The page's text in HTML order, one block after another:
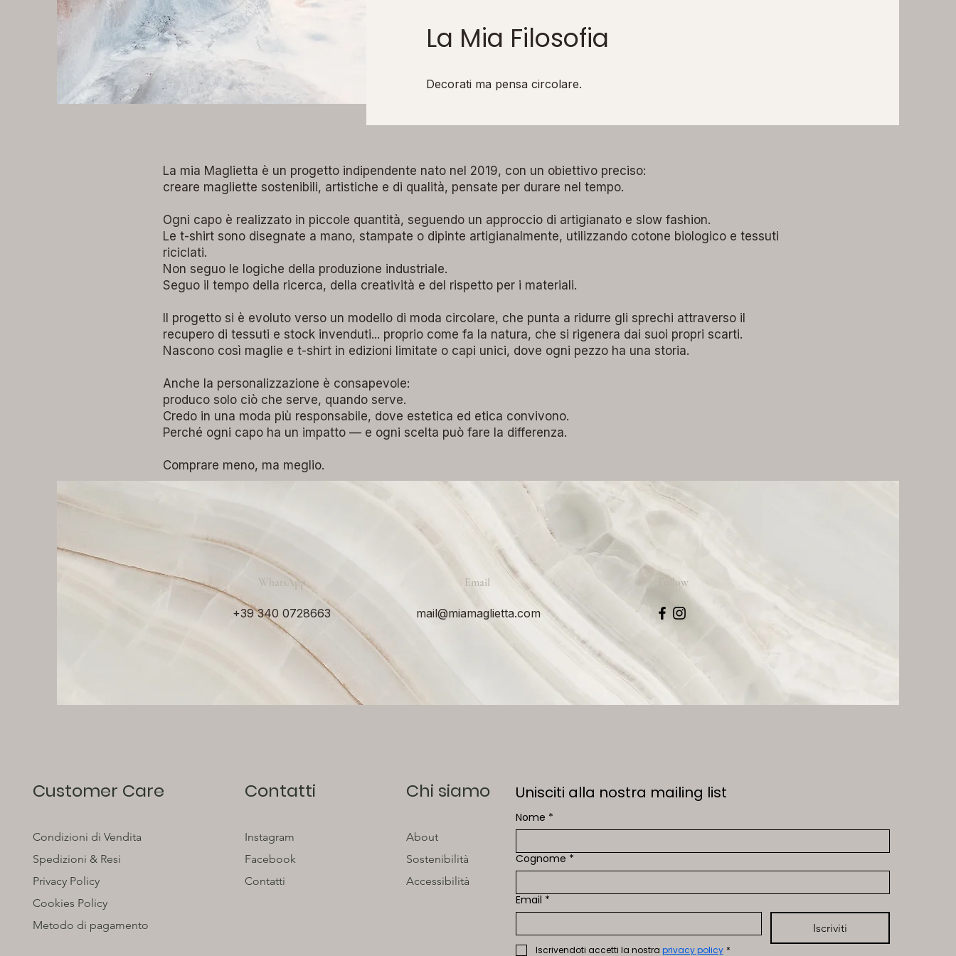
La Mia Filosofia
Decorati ma pensa circolare.
La mia Maglietta è un progetto indipendente nato nel 2019, con un obiettivo preciso:
creare magliette sostenibili, artistiche e di qualità, pensate per durare nel tempo.
Ogni capo è realizzato in piccole quantità, seguendo un approccio di artigianato e slow fashion.
Le t-shirt sono disegnate a mano, stampate o dipinte artigianalmente, utilizzando cotone biologico e tessuti
riciclati.
Non seguo le logiche della produzione industriale.
Seguo il tempo della ricerca, della creatività e del rispetto per i materiali.
Il progetto si è evoluto verso un modello di moda circolare, che punta a ridurre gli sprechi attraverso il
recupero di tessuti e stock invenduti... proprio come fa la natura, che si rigenera dai suoi propri scarti.
Nascono così maglie e t-shirt in edizioni limitate o capi unici, dove ogni pezzo ha una storia.
Anche la personalizzazione è consapevole:
produco solo ciò che serve, quando serve.
Credo in una moda più responsabile, dove estetica ed etica convivono.
Perché ogni capo ha un impatto — e ogni scelta può fare la differenza.
Comprare meno, ma meglio.
WhatsApp
‭+39 340 0728663‬
Email
mail@miamaglietta.com
Follow
Customer Care
Condizioni di Vendita
Spedizioni & Resi
Privacy Policy
Cookies Policy
Metodo di pagamento
Contatti
Instagram
Facebook
Contatti
Chi siamo
About
Sostenibilità
Accessibilità
Unisciti alla nostra mailing list
Nome *
Cognome *
Email *
Iscriviti
Iscrivendoti accetti la nostra privacy policy *